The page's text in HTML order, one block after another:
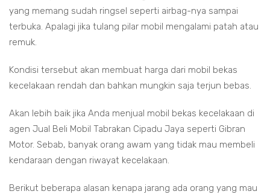
yang memang sudah ringsel seperti airbag-nya sampai
terbuka. Apalagi jika tulang pilar mobil mengalami patah atau
remuk.
Kondisi tersebut akan membuat harga dari mobil bekas
kecelakaan rendah dan bahkan mungkin saja terjun bebas.
Akan lebih baik jika Anda menjual mobil bekas kecelakaan di
agen Jual Beli Mobil Tabrakan Cipadu Jaya seperti Gibran
Motor. Sebab, banyak orang awam yang tidak mau membeli
kendaraan dengan riwayat kecelakaan.
Berikut beberapa alasan kenapa jarang ada orang yang mau